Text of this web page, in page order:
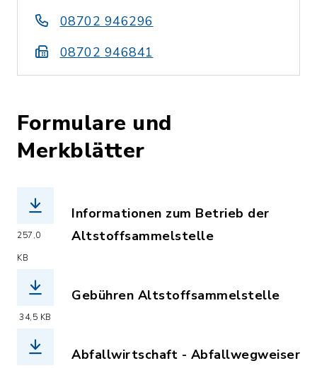
08702 946296
08702 946841
Formulare und
Merkblätter
257,0
KB
Informationen zum Betrieb der
Altstoffsammelstelle
34,5 KB
Gebühren Altstoffsammelstelle
Abfallwirtschaft - Abfallwegweiser